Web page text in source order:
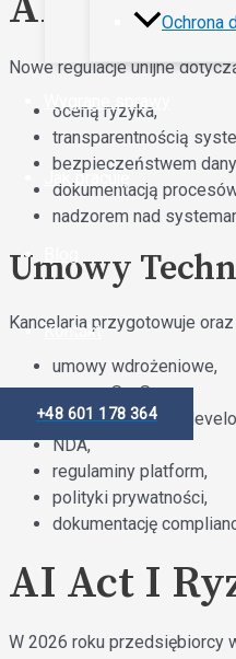
Ochrona
Wygrane sprawy
Jak pracuję
Kontakt
+48 601 178 364
Nowe regulacje unijne
oceną ryzyka,
transparentnością
bezpieczeństwem
dokumentacją
nadzorem nad
Umowy
Kancelaria przygotowuje
umowy wdrożeniowe,
umowy SaaS,
umowy software
NDA,
regulaminy platform,
polityki prywatności,
dokumentację
AI Act I
W 2026 roku przedsiębiorcy